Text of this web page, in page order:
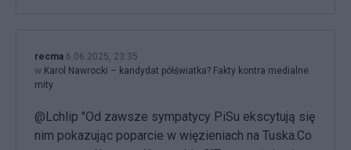
recma 6.06.2025, 23:35
w Karol Nawrocki – kandydat półświatka? Fakty kontra medialne
mity
@Lchlip "Od zawsze sympatycy PiSu ekscytują się
nim pokazując poparcie w więzieniach na Tuska.Co